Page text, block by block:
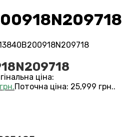
ціна:
грн.Поточна ціна: 25,999 грн..